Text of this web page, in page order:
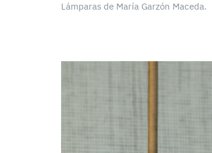
Lámparas de María Garzón Maceda.